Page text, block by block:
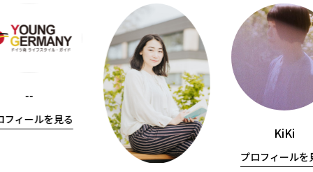
--
フィールを見る
KiKi
プロフィールを